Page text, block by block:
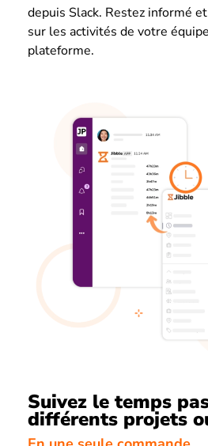
depuis Slack. Restez informé
sur les activités de votre
plateforme.
Suivez le temps
différents projets